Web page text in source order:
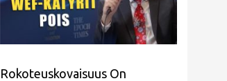
Rokoteuskovaisuus On